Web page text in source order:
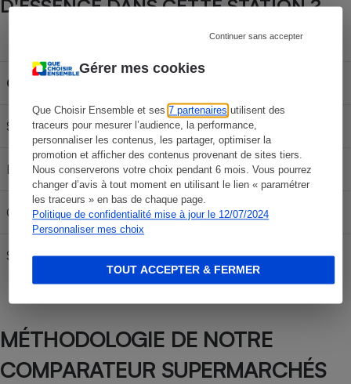
Gérer mes cookies
Que Choisir Ensemble et ses7 partenaires utilisent des
traceurs pour mesurer l’audience, la performance,
personnaliser les contenus, les partager, optimiser la
promotion et afficher des contenus provenant de sites tiers.
Nous conserverons votre choix pendant 6 mois. Vous pourrez
changer d’avis à tout moment en utilisant le lien « paramétrer
les traceurs » en bas de chaque page.
Politique de confidentialité mise à jour le 12/07/2024
Personnaliser mes choix
Continuer sans accepter
TOUT ACCEPTER & FERMER
D'ESSENCE DANS CETTE STATION ?
Capacité du réservoir
Carburant
SP 95-E10 59,88 € 99,80 €
E85 24,36 € 40,60 € 56,84 €
Gazole 65,97 € 109,95 €
SP 98 63,18 € 105,30 € 147,42 €
MÉTHODOLOGIE DE NOTRE
COMPARATEUR SUPERMARCHÉS